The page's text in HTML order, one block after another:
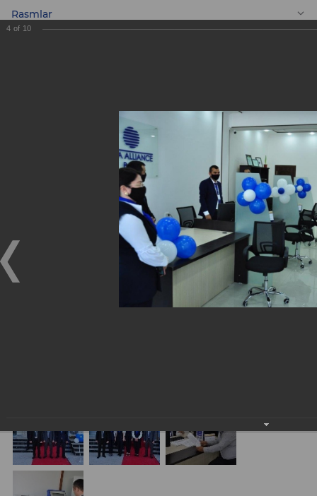
Rasmlar
xizmatlari markazi -
Buxoro
“Dilkusho” bank xizmatlari markazi - Buxoro
4 of 10